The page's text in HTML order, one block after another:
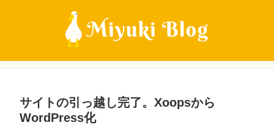
サイトの引っ越し完了。Xoopsから
WordPress化